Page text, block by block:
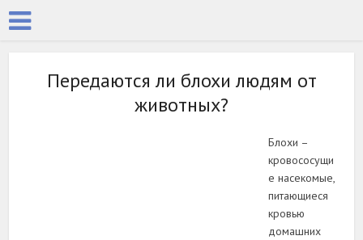
Передаются ли блохи людям от
животных?
Блохи –
кровососущи
е насекомые,
питающиеся
кровью
домашних